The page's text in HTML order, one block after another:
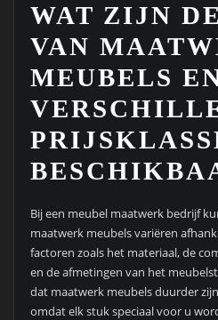
WAT ZIJN
VAN
MEUBELS
Bij een meubel maatwerk bedrijf
maatwerk meubels variëren
factoren zoals het materiaal, de
en de afmetingen van het
dat maatwerk meubels duurder
omdat elk stuk speciaal voor u